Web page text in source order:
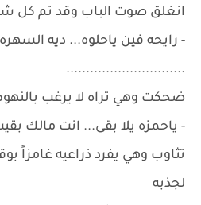
انغلق صوت الباب وقد تم كل
- رايحه فين ياحلوه... ديه
..............................
ضحكت وهي تراه لا يرغب
- ياحمزه يلا بقى... انت مالك
تثاوب وهي يفرد ذراعيه غامزاً
لجذبه